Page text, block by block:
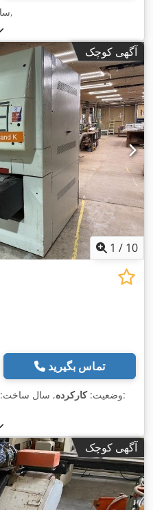
,
آگهی کوچک
1 / 10
تماس بگیرید
وضعیت:کارکرده, سال ساخت:
, شماره دستگاه/وسیله نقلیه:
آگهی کوچک